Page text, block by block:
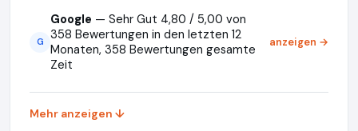
G
Google — Sehr Gut 4,80 / 5,00 von
358 Bewertungen in den letzten 12
Monaten, 358 Bewertungen gesamte
Zeit
anzeigen →
Mehr anzeigen ↓